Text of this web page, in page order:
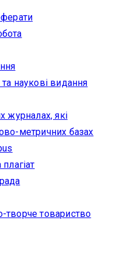
наукові видання
журналах, які
метричних базах
творче товариство